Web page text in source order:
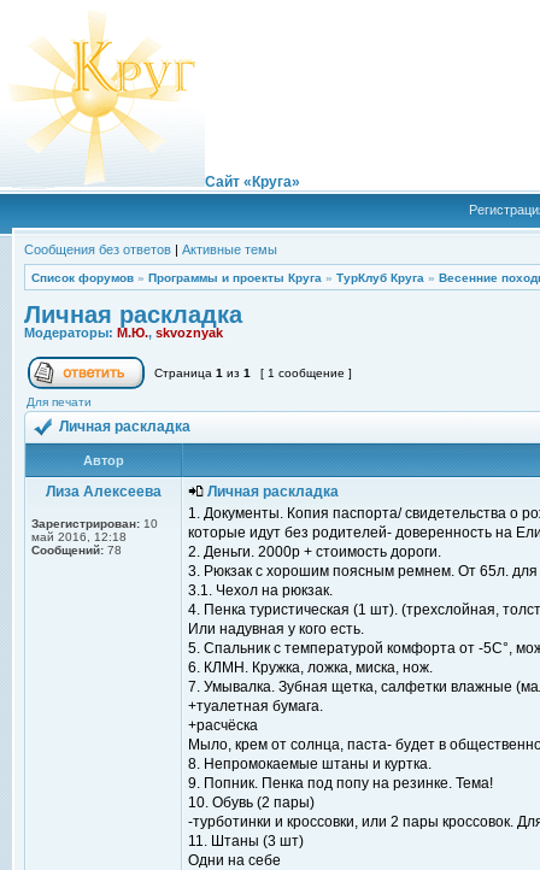
Сайт «Круга»
Сообщения без ответов | Активные темы
Список форумов » Программы и проекты Круга » ТурКлуб Круга » Весенние
Личная раскладка
Модераторы: М.Ю., skvoznyak
Страница 1 из 1 [ 1 сообщение ]
Для печати
Личная раскладка
Автор
Лиза Алексеева
Зарегистрирован: 10
май 2016, 12:18
Сообщений: 78
Личная раскладка
1. Документы. Копия паспорта/ свидетельства о
которые идут без родителей- доверенность на
2. Деньги. 2000р + стоимость дороги.
3. Рюкзак с хорошим поясным ремнем. От 65л.
3.1. Чехол на рюкзак.
4. Пенка туристическая (1 шт). (трехслойная,
Или надувная у кого есть.
5. Спальник с температурой комфорта от -5C°,
6. КЛМН. Кружка, ложка, миска, нож.
7. Умывалка. Зубная щетка, салфетки влажные
+туалетная бумага.
+расчёска
Мыло, крем от солнца, паста- будет в
8. Непромокаемые штаны и куртка.
9. Попник. Пенка под попу на резинке. Тема!
10. Обувь (2 пары)
-турботинки и кроссовки, или 2 пары кроссовок.
11. Штаны (3 шт)
Одни на себе